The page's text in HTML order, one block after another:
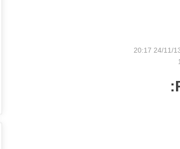
24/11/1394